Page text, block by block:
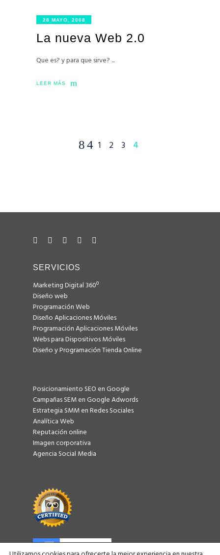
28 MAYO, 2008
La nueva Web 2.0
Que es? y para que sirve?
LEER MÁS
1 2 3 4
SERVICIOS
Marketing Digital 360º
Diseño web
Programación Web
Diseño Aplicaciones Móviles
Programación Aplicaciones Móviles
Webs para Dispositivos Móviles
Diseño y Programación Tienda Online
Posicionamiento SEO en Google
Campañas SEM en Google Adwords
Estrategia SMM en Redes Sociales
Analítica Web
Reputación online
Imagen corporativa
Agencia Social Media